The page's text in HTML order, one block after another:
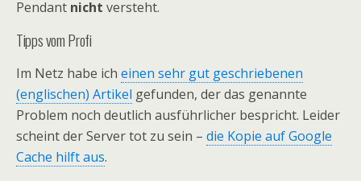
Pendant nicht versteht.
Tipps vom Profi
Im Netz habe ich einen sehr gut geschriebenen
(englischen) Artikel gefunden, der das genannte
Problem noch deutlich ausführlicher bespricht. Leider
scheint der Server tot zu sein – die Kopie auf Google
Cache hilft aus.